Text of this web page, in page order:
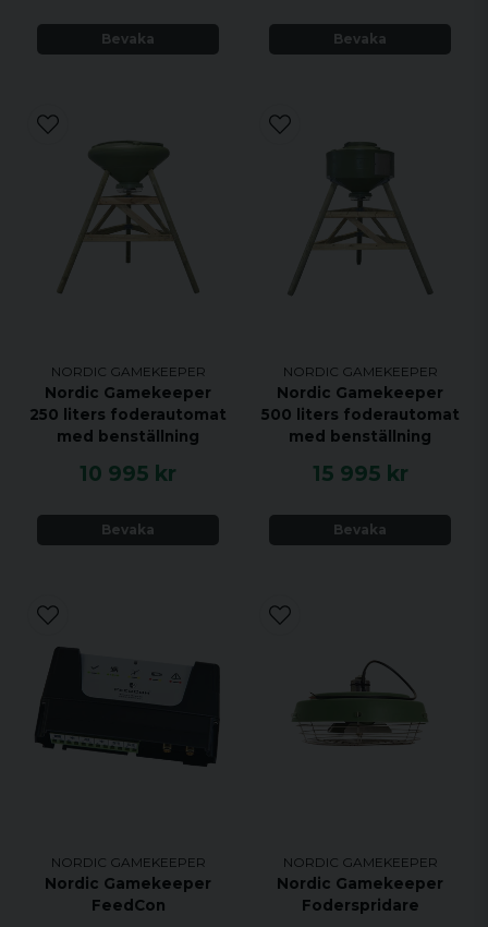
Bevaka Bevaka
NORDIC GAMEKEEPER
Nordic Gamekeeper
250 liters foderautomat
med benställning
10 995 kr
Bevaka
NORDIC GAMEKEEPER
Nordic Gamekeeper
500 liters foderautomat
med benställning
15 995 kr
Bevaka
NORDIC GAMEKEEPER
Nordic Gamekeeper
FeedCon
NORDIC GAMEKEEPER
Nordic Gamekeeper
Foderspridare